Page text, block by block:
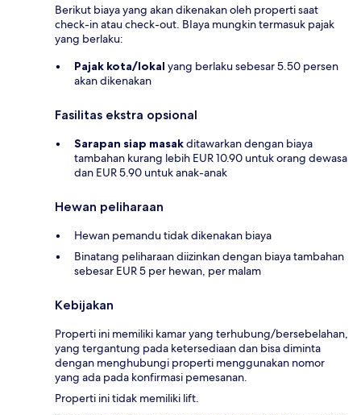
Berikut biaya yang akan dikenakan oleh properti saat
check-in atau check-out. BIaya mungkin termasuk pajak
yang berlaku:
Pajak kota/lokal yang berlaku sebesar 5.50 persen
akan dikenakan
Fasilitas ekstra opsional
Sarapan siap masakditawarkan dengan biaya
tambahan kurang lebih EUR 10.90 untuk orang dewasa
dan EUR 5.90 untuk anak-anak
Hewan peliharaan
Hewan pemandu tidak dikenakan biaya
Binatang peliharaan diizinkan dengan biaya tambahan
sebesar EUR 5 per hewan, per malam
Kebijakan
Properti ini memiliki kamar yang terhubung/bersebelahan,
yang tergantung pada ketersediaan dan bisa diminta
dengan menghubungi properti menggunakan nomor
yang ada pada konfirmasi pemesanan.
Properti ini tidak memiliki lift.